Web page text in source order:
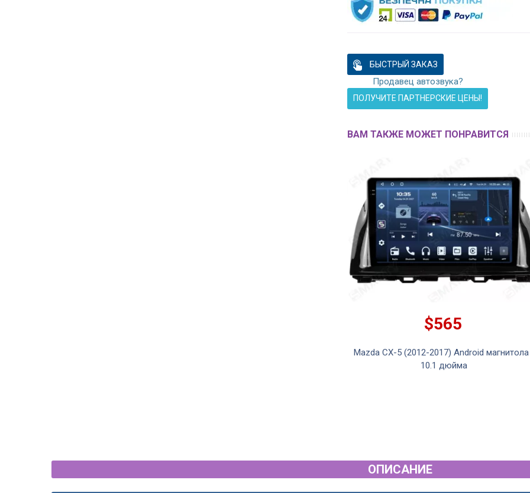
БЫСТРЫЙ ЗАКАЗ
Продавец автозвука?
ПОЛУЧИТЕ ПАРТНЕРСКИЕ ЦЕНЫ!
ВАМ ТАКЖЕ МОЖЕТ ПОНРАВИТСЯ
$565
Mazda CX-5 (2012-2017) Android
10.1 дюйма
ОПИСАНИЕ